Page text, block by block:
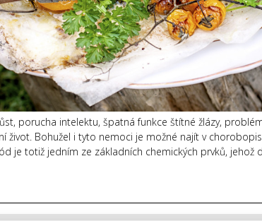
porucha intelektu, špatná funkce štítné žlázy,
život. Bohužel i tyto nemoci je možné najít v
je totiž jedním ze základních chemických prvků, jehož